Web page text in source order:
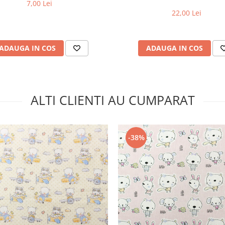
7,00 Lei
IN COS
22,00 Lei
ADAUGA IN COS
ALTI CLIENTI AU CUMPARAT
-38%